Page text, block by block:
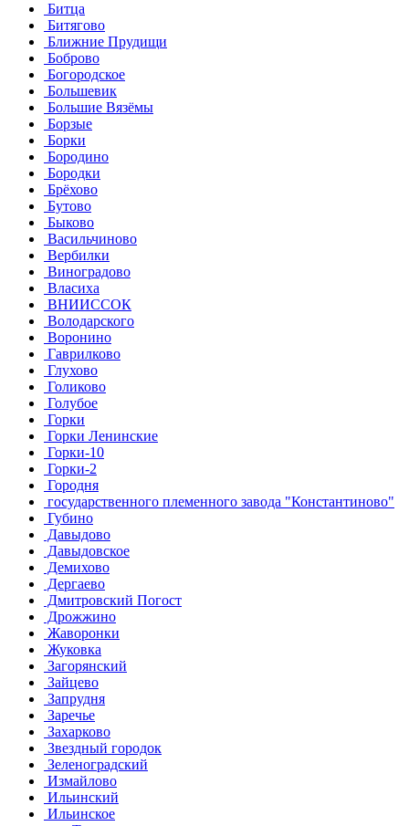
Битца
Битягово
Ближние Прудищи
Боброво
Богородское
Большевик
Большие Вязёмы
Борзые
Борки
Бородино
Бородки
Брёхово
Бутово
Быково
Васильчиново
Вербилки
Виноградово
Власиха
ВНИИССОК
Володарского
Воронино
Гаврилково
Глухово
Голиково
Голубое
Горки
Горки Ленинские
Горки-10
Горки-2
Городня
государственного племенного завода "Константиново"
Губино
Давыдово
Давыдовское
Демихово
Дергаево
Дмитровский Погост
Дрожжино
Жаворонки
Жуковка
Загорянский
Зайцево
Запрудня
Заречье
Захарково
Звездный городок
Зеленоградский
Измайлово
Ильинский
Ильинское